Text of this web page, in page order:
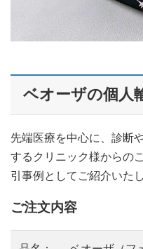
ベオーザの個人
先端医療を中心に、診断
するクリニック様からの
引事例としてご紹介いたし
ご注文内容